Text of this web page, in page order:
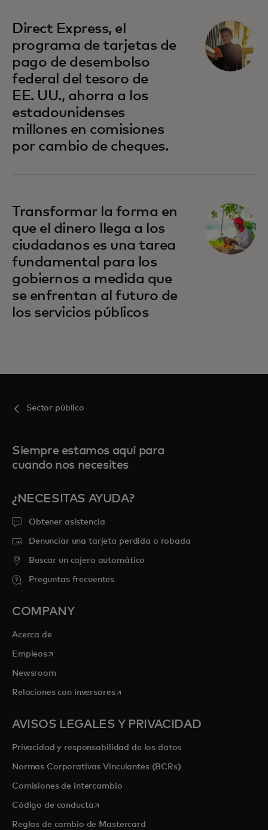
Direct Express, el
programa de tarjetas de
pago de desembolso
federal del tesoro de
EE. UU., ahorra a los
estadounidenses
millones en comisiones
por cambio de cheques.
se abre en una pestaña nueva
Transformar la forma en
que el dinero llega a los
ciudadanos es una tarea
fundamental para los
gobiernos a medida que
se enfrentan al futuro de
los servicios públicos
se abre en una pestaña nueva
Sector público
Siempre estamos aquí para
cuando nos necesites
¿NECESITAS AYUDA?
Obtener asistencia
Denunciar una tarjeta perdida o robada
Buscar un cajero automático
Preguntas frecuentes
COMPANY
Acerca de
Empleosse abre en una pestaña nueva
Newsroom
Relaciones con inversoresse abre en una pestaña nueva
AVISOS LEGALES Y PRIVACIDAD
Privacidad y responsabilidad de los datos
Normas Corporativas Vinculantes (BCRs)
Comisiones de intercambio
Código de conductase abre en una pestaña nueva
Reglas de cambio de Mastercard